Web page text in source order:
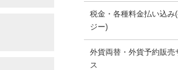
税金・各種料金払い込み(
ジー)
外貨両替・外貨予約販売
ス